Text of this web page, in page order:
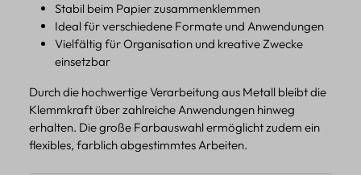
Stabil beim Papier zusammenklemmen
Ideal für verschiedene Formate und Anwendungen
Vielfältig für Organisation und kreative Zwecke
einsetzbar
Durch die hochwertige Verarbeitung aus Metall bleibt die
Klemmkraft über zahlreiche Anwendungen hinweg
erhalten. Die große Farbauswahl ermöglicht zudem ein
flexibles, farblich abgestimmtes Arbeiten.